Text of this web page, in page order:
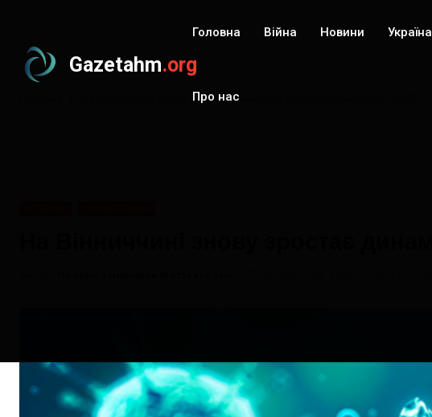
Gazetahm.org
Головна Війна Новини Україна
Про нас
На Вінниччині знову зростає динаміка захворюваності на COVID-19